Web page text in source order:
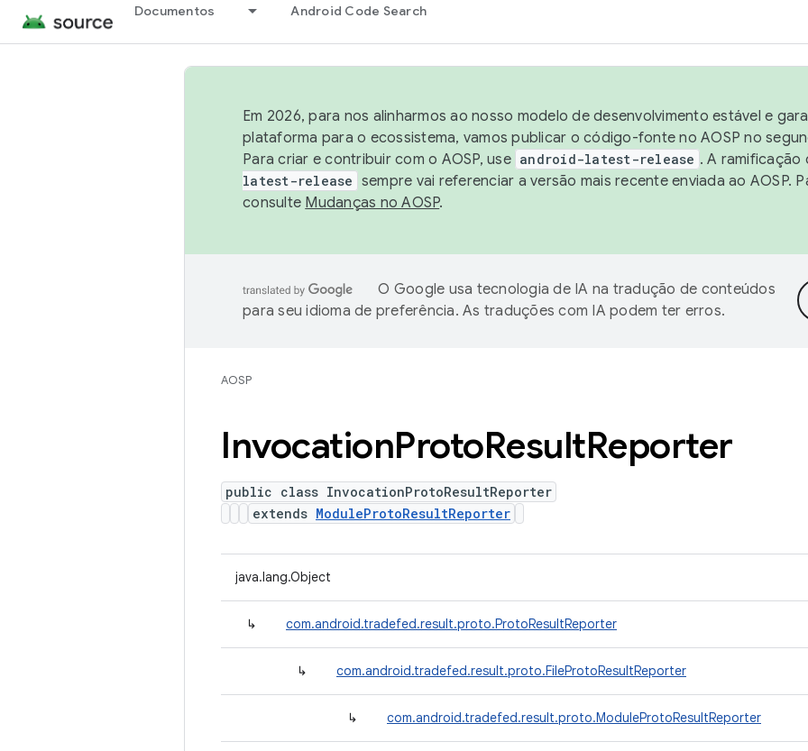
Documentos Android Code Search
Em 2026, para nos alinharmos ao nosso modelo de desenvolvimento estável e
plataforma para o ecossistema, vamos publicar o código-fonte no AOSP no
Para criar e contribuir com o AOSP, use android-latest-release . A
latest-release sempre vai referenciar a versão mais recente enviada ao AOSP.
consulte Mudanças no AOSP.
O Google usa tecnologia de IA na tradução de conteúdos
para seu idioma de preferência. As traduções com IA podem ter erros.
AOSP
InvocationProtoResultReporter
public class InvocationProtoResultReporter
extends ModuleProtoResultReporter
java.lang.Object
↳ com.android.tradefed.result.proto.ProtoResultReporter
↳ com.android.tradefed.result.proto.FileProtoResultReporter
↳ com.android.tradefed.result.proto.ModuleProtoResultReporter